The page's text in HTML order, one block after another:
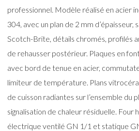
professionnel. Modèle réalisé en acier
304, avec un plan de 2 mm d’épaisseur,
Scotch-Brite, détails chromés, profilés
de rehausser postérieur. Plaques en
avec bord de tenue en acier,
limiteur de température. Plans
de cuisson radiantes sur l’ensemble du
signalisation de chaleur résiduelle. Four
électrique ventilé GN 1/1 et statique